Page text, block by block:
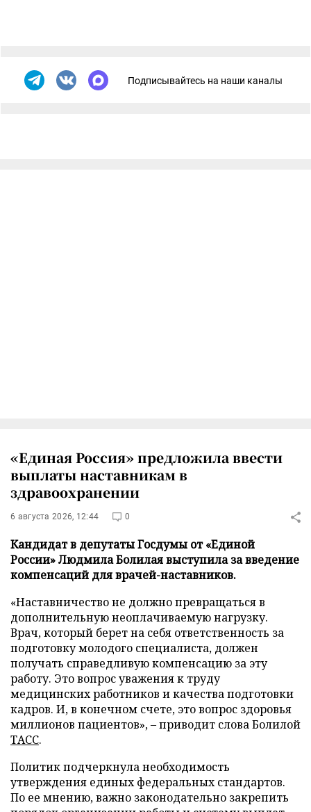
Подписывайтесь на наши каналы
«Единая Россия» предложила ввести
выплаты наставникам в
здравоохранении
6 августа 2026, 12:44 0
Кандидат в депутаты Госдумы от «Единой
России» Людмила Болилая выступила за введение
компенсаций для врачей-наставников.
«Наставничество не должно превращаться в
дополнительную неоплачиваемую нагрузку.
Врач, который берет на себя ответственность за
подготовку молодого специалиста, должен
получать справедливую компенсацию за эту
работу. Это вопрос уважения к труду
медицинских работников и качества подготовки
кадров. И, в конечном счете, это вопрос здоровья
миллионов пациентов», – приводит слова Болилой
ТАСС.
Политик подчеркнула необходимость
утверждения единых федеральных стандартов.
По ее мнению, важно законодательно закрепить